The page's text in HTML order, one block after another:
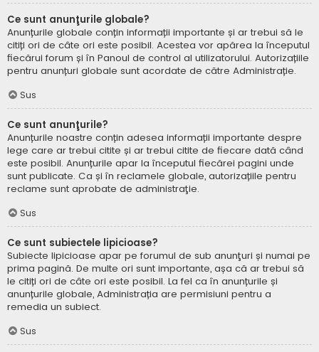
Ce sunt anunţurile globale?
Anunțurile globale conțin informații importante și ar trebui să le
citiți ori de câte ori este posibil. Acestea vor apărea la începutul
fiecărui forum și în Panoul de control al utilizatorului. Autorizațiile
pentru anunțuri globale sunt acordate de către Administrație.
Sus
Ce sunt anunţurile?
Anunțurile noastre conțin adesea informații importante despre
lege care ar trebui citite și ar trebui citite de fiecare dată când
este posibil. Anunțurile apar la începutul fiecărei pagini unde
sunt publicate. Ca și în reclamele globale, autorizațiile pentru
reclame sunt aprobate de administraţie.
Sus
Ce sunt subiectele lipicioase?
Subiecte lipicioase apar pe forumul de sub anunţuri și numai pe
prima pagină. De multe ori sunt importante, așa că ar trebui să
le citiți ori de câte ori este posibil. La fel ca în anunțurile și
anunțurile globale, Administrația are permisiuni pentru a
remedia un subiect.
Sus